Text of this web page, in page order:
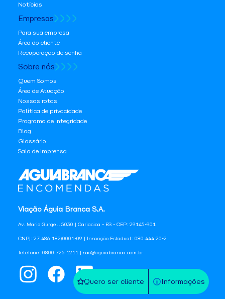
Quero ser cliente Informações
Viação Águia Branca S.A.
Av. Mario Gurgel, 5030 | Cariacica - ES - CEP: 29145-901
CNPJ: 27.486.182/0001-09 | Inscrição Estadual: 080.444.20-2
Telefone: 0800 725 1211 | sac@aguiabranca.com.br
Notícias
Empresas
Para sua empresa
Área do cliente
Recuperação de senha
Sobre nós
Quem Somos
Área de Atuação
Nossas rotas
Política de privacidade
Programa de Integridade
Blog
Glossário
Sala de Imprensa